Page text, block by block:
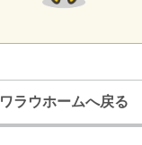
ワラウホームへ戻る